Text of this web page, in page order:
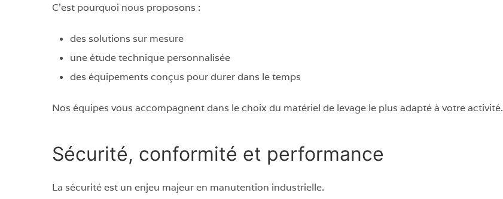
C’est pourquoi nous proposons :
des solutions sur mesure
une étude technique personnalisée
des équipements conçus pour durer dans le temps
Nos équipes vous accompagnent dans le choix du matériel de levage le plus adapté à votre activité.
Sécurité, conformité et performance
La sécurité est un enjeu majeur en manutention industrielle.